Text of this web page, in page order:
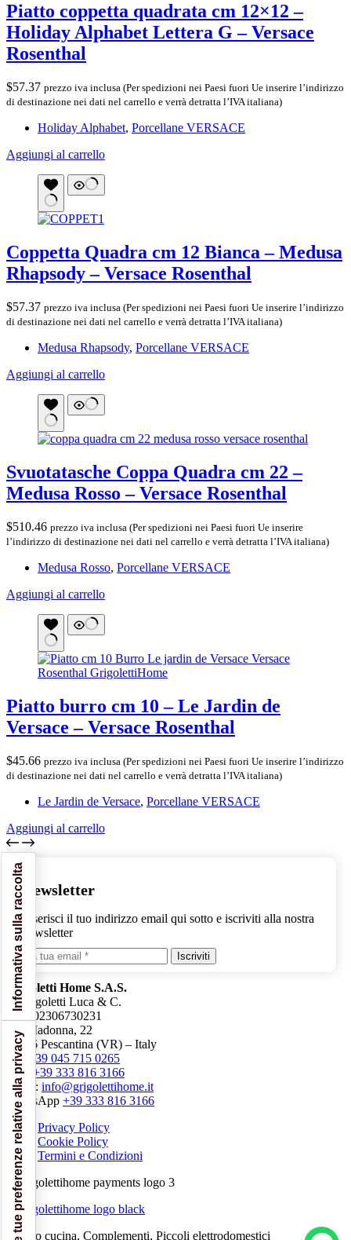
Piatto coppetta quadrata cm 12×12 –
Holiday Alphabet Lettera G – Versace
Rosenthal
$57.37 prezzo iva inclusa (Per spedizioni nei Paesi fuori Ue inserire l’indirizzo
di destinazione nei dati nel carrello e verrà detratta l’IVA italiana)
Holiday Alphabet, Porcellane VERSACE
Aggiungi al carrello
Coppetta Quadra cm 12 Bianca – Medusa
Rhapsody – Versace Rosenthal
$57.37 prezzo iva inclusa (Per spedizioni nei Paesi fuori Ue inserire l’indirizzo
di destinazione nei dati nel carrello e verrà detratta l’IVA italiana)
Medusa Rhapsody, Porcellane VERSACE
Aggiungi al carrello
Svuotatasche Coppa Quadra cm 22 –
Medusa Rosso – Versace Rosenthal
$510.46 prezzo iva inclusa (Per spedizioni nei Paesi fuori Ue inserire
l’indirizzo di destinazione nei dati nel carrello e verrà detratta l’IVA italiana)
Medusa Rosso, Porcellane VERSACE
Aggiungi al carrello
Piatto burro cm 10 – Le Jardin de
Versace – Versace Rosenthal
$45.66 prezzo iva inclusa (Per spedizioni nei Paesi fuori Ue inserire l’indirizzo
di destinazione nei dati nel carrello e verrà detratta l’IVA italiana)
Le Jardin de Versace, Porcellane VERSACE
Aggiungi al carrello
Newsletter
Inserisci il tuo indirizzo email qui sotto e iscriviti alla nostra
newsletter
Iscriviti
Grigoletti Home S.A.S.
di Grigoletti Luca & C.
P.iva 02306730231
Via Madonna, 22
37026 Pescantina (VR) – Italy
Tel.
+39 045 715 0265
Cell.
+39 333 816 3166
Email: info@grigolettihome.it
WhatsApp +39 333 816 3166
Privacy Policy
Cookie Policy
Termini e Condizioni
Arredo cucina, Complementi, Piccoli elettrodomestici
Le tue preferenze relative alla privacy
Informativa sulla raccolta